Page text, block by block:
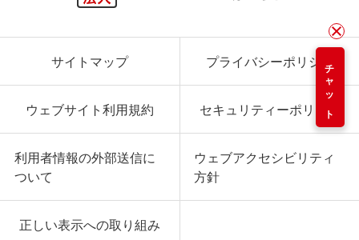
チャット
サイトマップ プライバシーポリシー
ウェブサイト利用規約 セキュリティーポリシー
利用者情報の外部送信に
ついて
ウェブアクセシビリティ
方針
正しい表示への取り組み